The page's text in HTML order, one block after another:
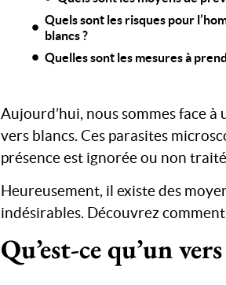
Quels sont les risques pour
blancs ?
Quelles sont les mesures à
Aujourd’hui, nous sommes face
vers blancs. Ces parasites
présence est ignorée ou non
Heureusement, il existe des
indésirables. Découvrez
Qu’est-ce qu’un